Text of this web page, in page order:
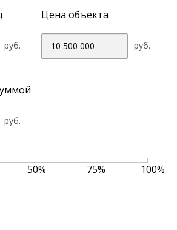
Цена объекта
руб. руб.
руб.
50% 75% 100%